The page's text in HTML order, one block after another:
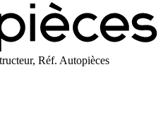
Réf. Autopièces